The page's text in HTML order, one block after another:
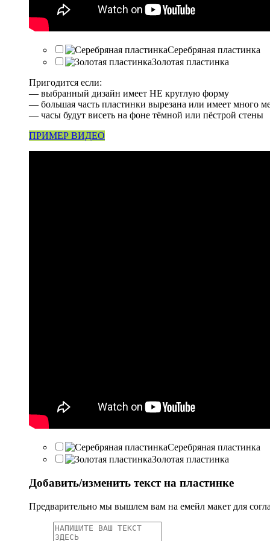
Серебряная пластинка
Золотая пластинка
Пригодится если:
— выбранный дизайн имеет НЕ круглую форму
— большая часть пластинки вырезана или имеет много
— часы будут висеть на фоне тёмной или пёстрой стены
ПРИМЕР ВИДЕО
Серебряная пластинка
Золотая пластинка
Добавить/изменить текст на пластинке
Предварительно мы вышлем вам на емейл макет для